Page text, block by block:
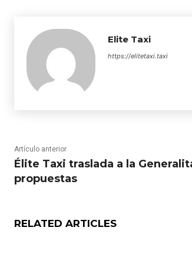
Elite Taxi
https://elitetaxi.taxi
Artículo anterior
Élite Taxi traslada a la
propuestas
RELATED ARTICLES